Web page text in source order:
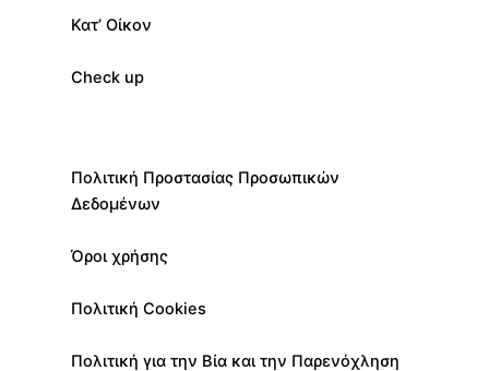
Κατ’ Οίκον
Check up
Πολιτική Προστασίας Προσωπικών
Δεδομένων
Όροι χρήσης
Πολιτική Cookies
Πολιτική για την Βία και την Παρενόχληση